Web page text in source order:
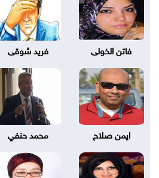
فاتن الخولى فريد شوقى
ايمن صلاح محمد حنفي